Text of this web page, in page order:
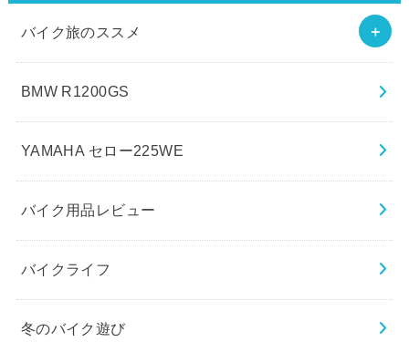
バイク旅のススメ
BMW R1200GS
YAMAHA セロー225WE
バイク用品レビュー
バイクライフ
冬のバイク遊び